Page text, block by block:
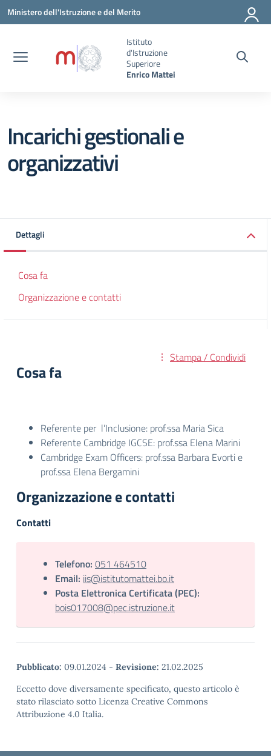
Vai ai contenuti
Vai al menu di navigazione
Vai al footer
Ministero dell'Istruzione e del Merito
Istituto
d'Istruzione
Superiore
Enrico Mattei
Incarichi gestionali e
organizzativi
Dettagli
Cosa fa
Organizzazione e contatti
Stampa / Condividi
Cosa fa
Referente per l’Inclusione: prof.ssa Maria Sica
Referente Cambridge IGCSE: prof.ssa Elena Marini
Cambridge Exam Officers: prof.ssa Barbara Evorti e
prof.ssa Elena Bergamini
Organizzazione e contatti
Contatti
Telefono: 051 464510
Email: iis@istitutomattei.bo.it
Posta Elettronica Certificata (PEC):
bois017008@pec.istruzione.it
Pubblicato: 09.01.2024 - Revisione: 21.02.2025
Eccetto dove diversamente specificato, questo articolo è
stato rilasciato sotto Licenza Creative Commons
Attribuzione 4.0 Italia.